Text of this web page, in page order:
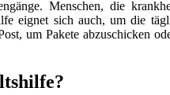
Menschen, die
eignet sich auch, um die
um Pakete abzuschicken